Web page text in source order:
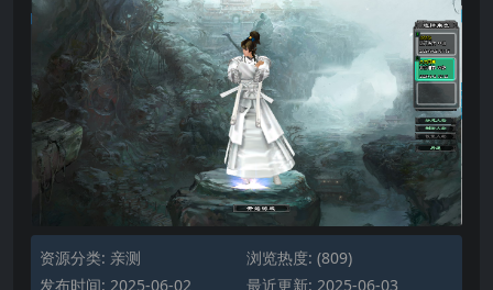
资源分类: 亲测
浏览热度: (809)
发布时间: 2025-06-02
最近更新: 2025-06-03